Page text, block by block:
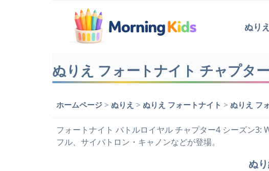
ぬりえ
ぬりえ フォートナイト チャプタ
ホームページ > ぬりえ > ぬりえ フォートナイト > ぬりえ フ
フォートナイト バトルロイヤル チャプター4 シーズン3:
フル、サイバトロン・キャノンなどが登場。
ぬ